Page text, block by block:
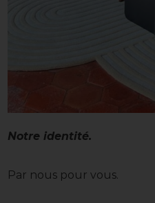
Notre identité.
Par nous pour vous.